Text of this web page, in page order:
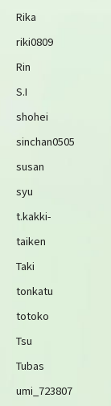
Rika
riki0809
Rin
S.I
shohei
sinchan0505
susan
syu
t.kakki-
taiken
Taki
tonkatu
totoko
Tsu
Tubas
umi_723807